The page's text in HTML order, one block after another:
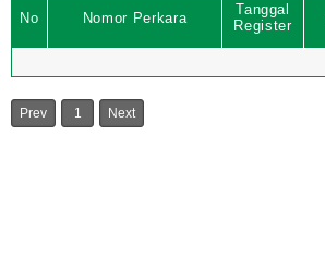
No Nomor Perkara
Tanggal
Register
Prev 1 Next